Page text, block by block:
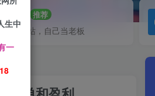
推荐
同款网站，自己当老板
生中
一